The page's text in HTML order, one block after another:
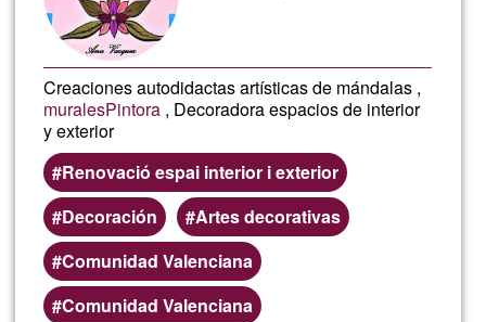
Creaciones autodidactas artísticas de mándalas ,
muralesPintora , Decoradora espacios de interior
y exterior
Renovació espai interior i exterior
Decoración
Artes decorativas
Comunidad Valenciana
Comunidad Valenciana